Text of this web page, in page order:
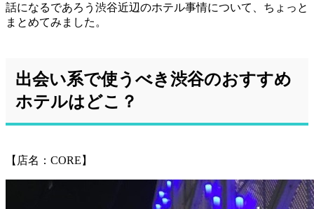
話になるであろう渋谷近辺のホテル事情について、ちょっと
まとめてみました。
出会い系で使うべき渋谷のおすすめ
ホテルはどこ？
【店名：CORE】